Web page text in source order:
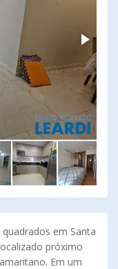
em Santa
próximo
Em um